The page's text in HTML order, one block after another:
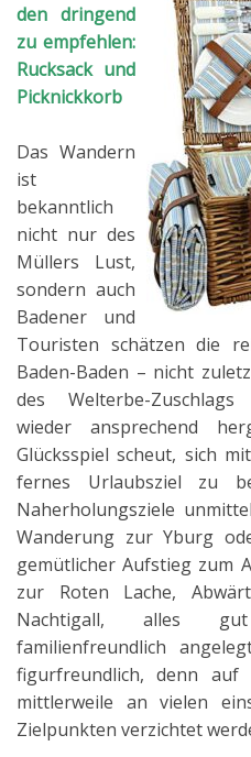
den dringend
zu empfehlen:
Rucksack und
Picknickkorb
Das Wandern
ist
bekanntlich
nicht nur des
Müllers Lust,
sondern auch
Badener und
Touristen schätzen die
Baden-Baden – nicht
des Welterbe-
wieder ansprechend
Glücksspiel scheut, sich
fernes Urlaubsziel zu
Naherholungsziele
Wanderung zur Yburg
gemütlicher Aufstieg zum
zur Roten Lache,
Nachtigall, alles
familienfreundlich
figurfreundlich, denn auf
mittlerweile an vielen
Zielpunkten verzichtet